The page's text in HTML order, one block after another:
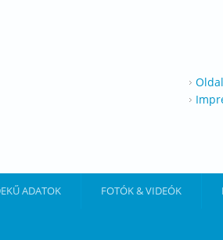
ADATOK FOTÓK & VIDEÓK